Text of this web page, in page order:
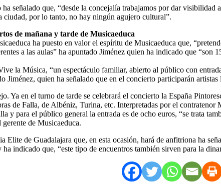
señalado que, “desde la concejalía trabajamos por dar
ciudad, por lo tanto, no hay ningún agujero cultural”.
de mañana y tarde de Musicaeduca
ha puesto en valor el espíritu de Musicaeduca que,
a las aulas” ha apuntado Jiménez quien ha indicado que
la Música, “un espectáculo familiar, abierto al público con
Jiménez, quien ha señalado que en el concierto participarán
Ya en el turno de tarde se celebrará el concierto la España
de Falla, de Albéniz, Turina, etc. Interpretadas por el
y para el público general la entrada es de ocho euros, “se trata
de Musicaeduca.
Elite de Guadalajara que, en esta ocasión, hará de anfitriona ha
indicado que, “este tipo de encuentros también sirven para la